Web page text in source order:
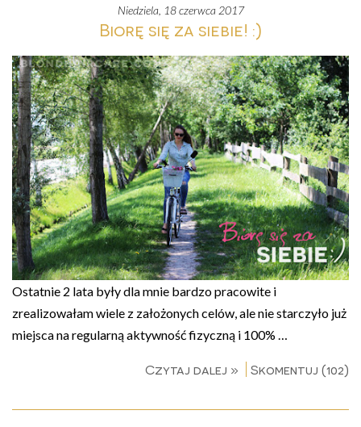
niedziela, 18 czerwca 2017
Biorę się za siebie! :)
Ostatnie 2 lata były dla mnie bardzo pracowite i
zrealizowałam wiele z założonych celów, ale nie starczyło już
miejsca na regularną aktywność fizyczną i 100% …
Czytaj dalej » Skomentuj (102)